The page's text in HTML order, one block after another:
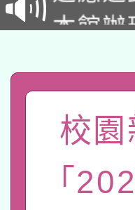
招)
本館辦
礎課程
A3數
「數
pilot」
薪期
轉知
校
「